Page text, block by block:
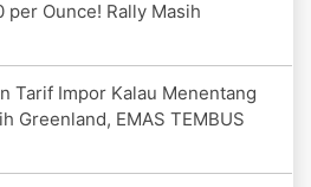
per Ounce! Rally Masih
Tarif Impor Kalau Menentang
Greenland, EMAS TEMBUS